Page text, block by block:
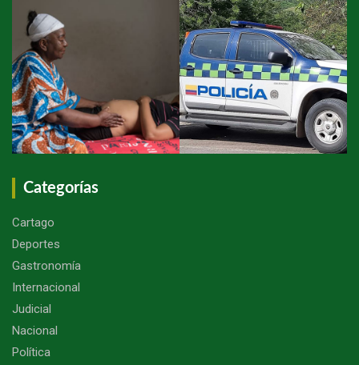
Categorías
Cartago
Deportes
Gastronomía
Internacional
Judicial
Nacional
Política